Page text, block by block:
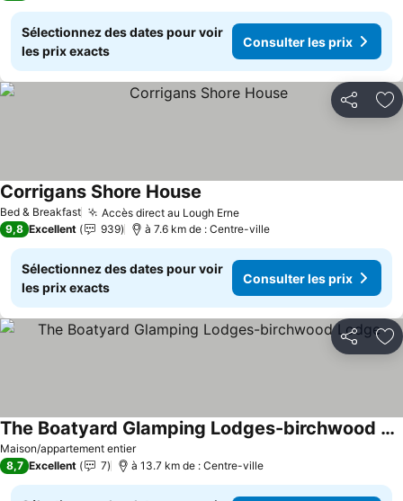
Sélectionnez des dates pour voir
les prix exacts
Consulter les prix
Partager
Bed & Breakfast Accès direct au Lough ErneConsulter les prix
Corrigans Shore House
9,8 Excellent 939 à 7.6 km de : Centre-ville
Sélectionnez des dates pour voir
les prix exacts
Consulter les prix
Partager
Maison/appartement entier
The Boatyard Glamping Lodges-birchwood Lodge
Consulter les prix
8,7 Excellent 7 à 13.7 km de : Centre-ville